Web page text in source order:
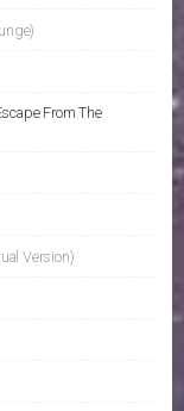
From The
Version)